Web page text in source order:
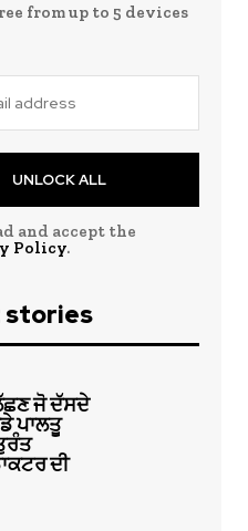
from up to 5 devices
UNLOCK ALL
and accept the
Policy.
ਜੋ ਦੱਸਦੇ
ਪਾਲਤੂ
ਦੀ